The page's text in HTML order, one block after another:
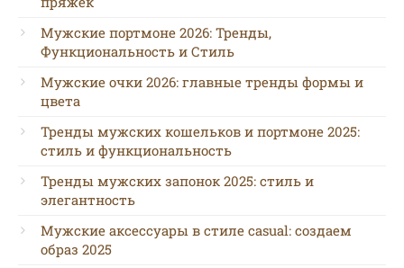
Мужские портмоне 2026: Тренды,
Функциональность и Стиль
Мужские очки 2026: главные тренды формы и
цвета
Тренды мужских кошельков и портмоне 2025:
стиль и функциональность
Тренды мужских запонок 2025: стиль и
элегантность
Мужские аксессуары в стиле casual: создаем
образ 2025